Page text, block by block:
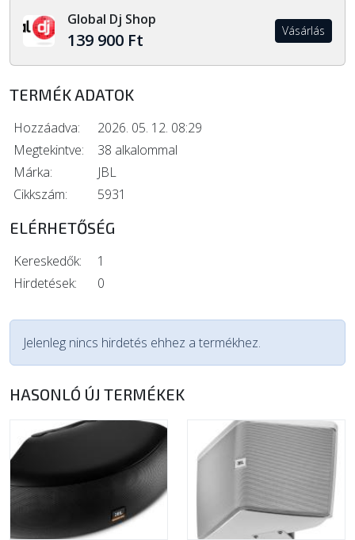
Global Dj Shop
139 900 Ft Vásárlás
TERMÉK ADATOK
Hozzáadva:
2026. 05. 12. 08:29
Megtekintve:
38 alkalommal
Márka:
JBL
Cikkszám:
5931
ELÉRHETŐSÉG
Kereskedők:
1
Hirdetések:
0
Jelenleg nincs hirdetés ehhez a termékhez.
HASONLÓ ÚJ TERMÉKEK